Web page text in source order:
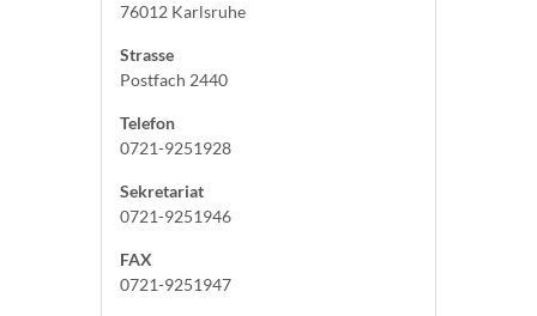
76012 Karlsruhe
Strasse
Postfach 2440
Telefon
0721-9251928
Sekretariat
0721-9251946
FAX
0721-9251947